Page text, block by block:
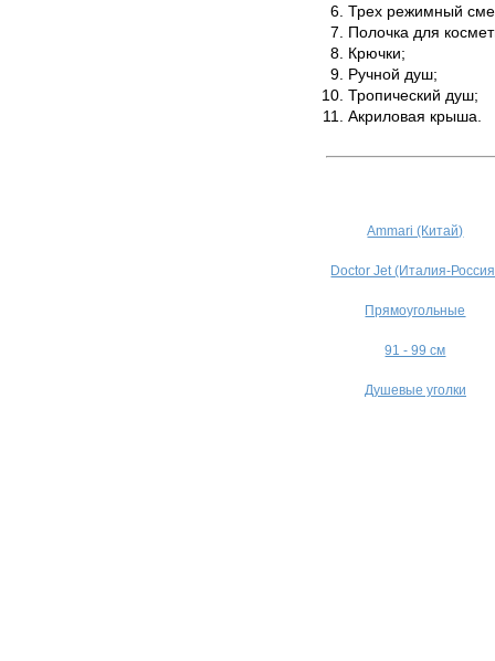
Трех режимный
Полочка для
Крючки;
Ручной душ;
Тропический душ;
Акриловая крыша.
Ammari (Китай)
Doctor Jet (Италия-
Прямоугольные
91 - 99 см
Душевые уголки